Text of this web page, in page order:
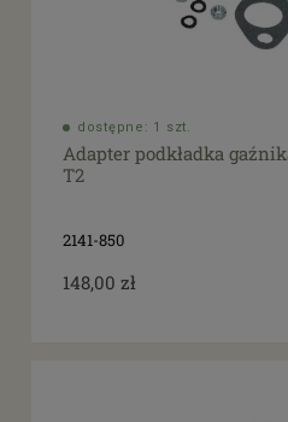
dostępne: 1 szt.
Adapter podkładka
T2
2141-850
148,00 zł